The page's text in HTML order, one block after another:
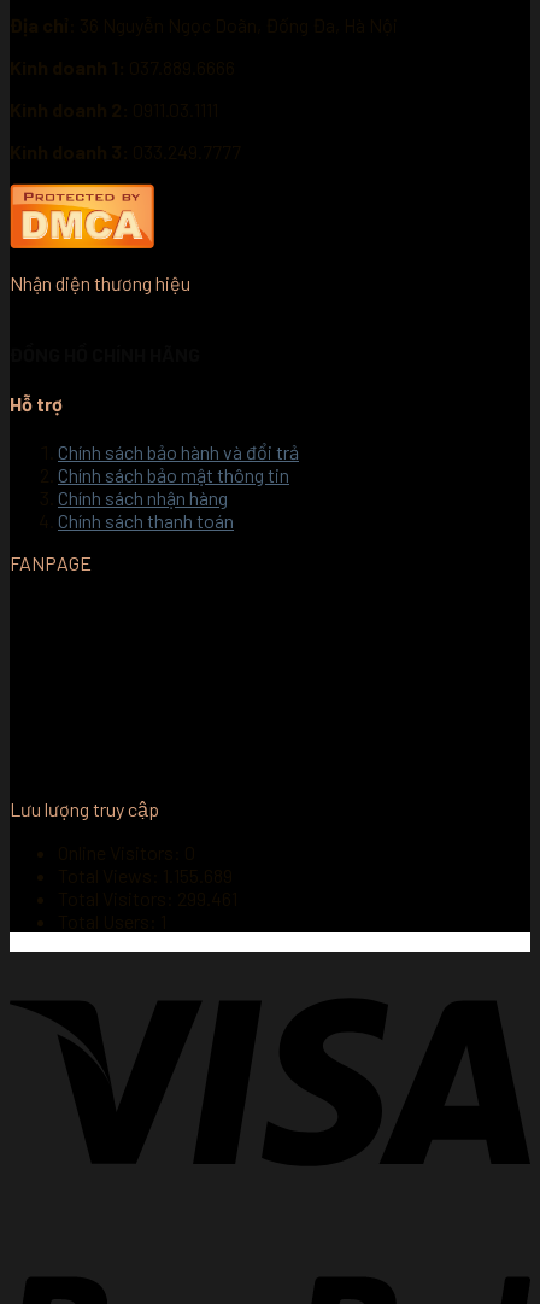
Nhận diện thương hiệu
Hỗ trợ
Chính sách bảo hành và đổi trả
Chính sách bảo mật thông tin
Chính sách nhận hàng
Chính sách thanh toán
FANPAGE
Lưu lượng truy cập